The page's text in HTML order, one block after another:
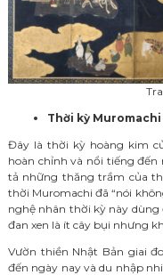
Thời kỳ Muromachi
Đây là thời kỳ hoàng kim
hoàn chỉnh và nổi tiếng đến
tả những thăng trầm của
thời Muromachi đã “nói
nghệ nhân thời kỳ này dùng
đan xen là ít cây bụi nhưng
Vườn thiền Nhật Bản giai
đến ngày nay và du nhập